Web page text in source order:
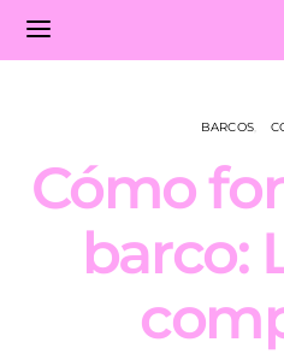
BARCOS
Cómo
barco: